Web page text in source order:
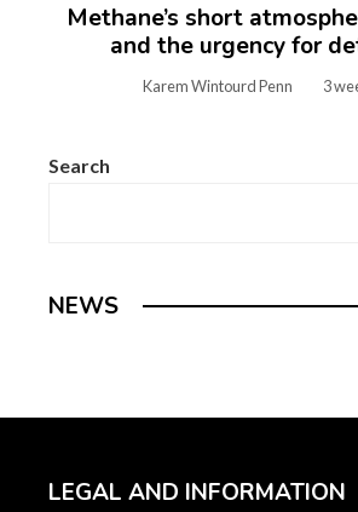
Methane’s short
and the urgency for
Karem Wintourd Penn 3
Search
NEWS
LEGAL AND INFORMATION